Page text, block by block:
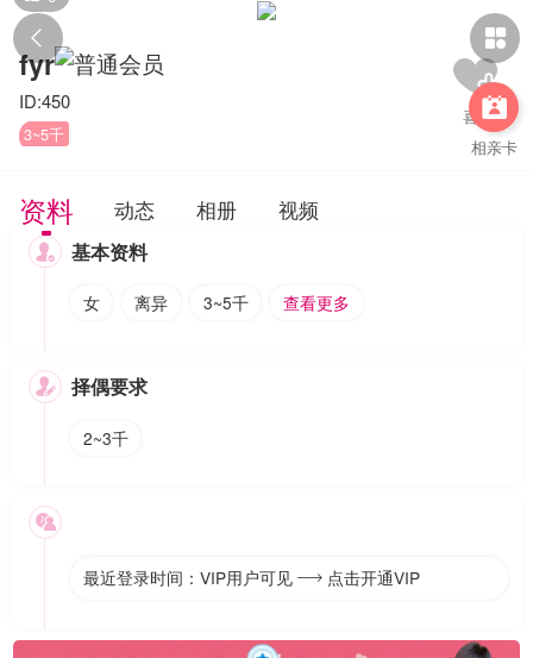
 

相亲卡
fyr
ID:450
3~5千
资料 动态 相册 视频
 基本资料
女 离异 3~5千 查看更多
 择偶要求
2~3千

最近登录时间：VIP用户可见  点击开通VIP